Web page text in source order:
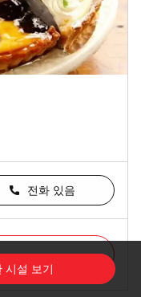
전화 있음
시설 보기